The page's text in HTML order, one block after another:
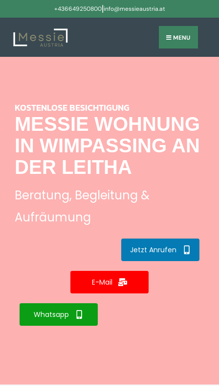
+436649250800|info@messieaustria.at
MENU
KOSTENLOSE BESICHTIGUNG
MESSIE WOHNUNG
IN WIMPASSING AN
DER LEITHA
Beratung, Begleitung &
Aufräumung
Jetzt Anrufen
E-Mail
Whatsapp